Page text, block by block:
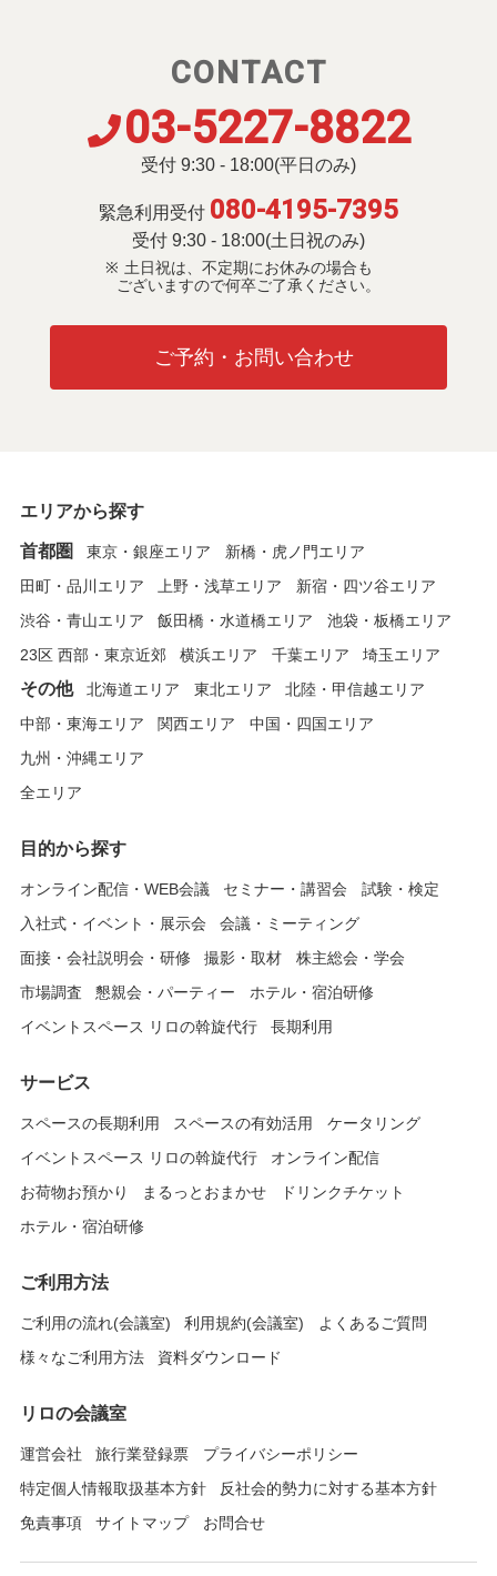
CONTACT
03-5227-8822
受付 9:30 - 18:00(平日のみ)
緊急利用受付 080-4195-7395
受付 9:30 - 18:00(土日祝のみ)
土日祝は、不定期にお休みの場合も
ございますので何卒ご了承ください。
ご予約・お問い合わせ
エリアから探す
首都圏 東京・銀座エリア
新橋・虎ノ門エリア
田町・品川エリア
上野・浅草エリア
新宿・四ツ谷エリア
渋谷・青山エリア
飯田橋・水道橋エリア
池袋・板橋エリア
23区 西部・東京近郊
横浜エリア 千葉エリア 埼玉エリア
その他 北海道エリア 東北エリア
北陸・甲信越エリア
中部・東海エリア
関西エリア
中国・四国エリア
九州・沖縄エリア
全エリア
目的から探す
オンライン配信・WEB会議 セミナー・講習会
試験・検定
入社式・イベント・展示会
会議・ミーティング
面接・会社説明会・研修
撮影・取材
株主総会・学会
市場調査
懇親会・パーティー
ホテル・宿泊研修
イベントスペース リロの斡旋代行
長期利用
サービス
スペースの長期利用 スペースの有効活用
ケータリング
イベントスペース リロの斡旋代行
オンライン配信
お荷物お預かり
まるっとおまかせ
ドリンクチケット
ホテル・宿泊研修
ご利用方法
ご利用の流れ(会議室) 利用規約(会議室)
よくあるご質問
様々なご利用方法
資料ダウンロード
リロの会議室
運営会社 旅行業登録票
プライバシーポリシー
特定個人情報取扱基本方針
反社会的勢力に対する基本方針
免責事項
サイトマップ お問合せ